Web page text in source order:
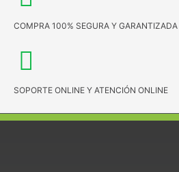
COMPRA 100% SEGURA Y GARANTIZADA
SOPORTE ONLINE Y ATENCIÓN ONLINE